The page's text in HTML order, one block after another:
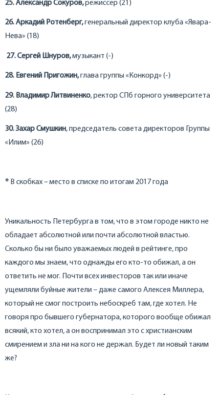
25. Александр Сокуров,режиссер (21)
26. Аркадий Ротенберг,генеральный директор клуба «Явара-
Нева» (18)
27. Сергей Шнуров,музыкант (-)
28. Евгений Пригожин,глава группы «Конкорд» (-)
29. Владимир Литвиненко, ректор СПб горного университета
(28)
30. Захар Смушкин, председатель совета директоров Группы
«Илим» (26)
* В скобках – место в списке по итогам 2017 года
Уникальность Петербурга в том, что в этом городе никто не
обладает абсолютной или почти абсолютной властью.
Сколько бы ни было уважаемых людей в рейтинге, про
каждого мы знаем, что однажды его кто-то обижал, а он
ответить не мог. Почти всех инвесторов так или иначе
ущемляли буйные жители – даже самого Алексея Миллера,
который не смог построить небоскреб там, где хотел. Не
говоря про бывшего губернатора, которого вообще обижал
всякий, кто хотел, а он воспринимал это с христианским
смирением и зла ни на кого не держал. Будет ли новый таким
же?